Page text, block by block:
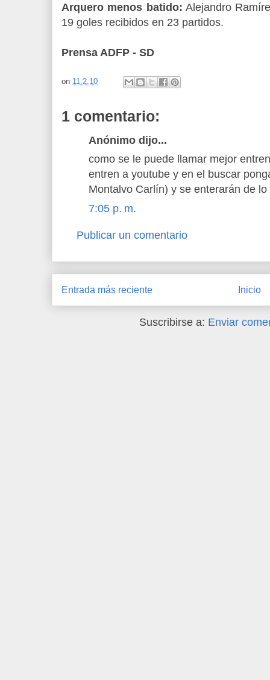
Arquero menos batido: Alejandro
19 goles recibidos en 23 partidos.
Prensa ADFP - SD
on 11.2.10
1 comentario:
Anónimo dijo...
como se le puede llamar mejor
entren a youtube y en el buscar
Montalvo Carlín) y se enterarán de
7:05 p. m.
Publicar un comentario
Entrada más reciente Inicio
Suscribirse a: Enviar